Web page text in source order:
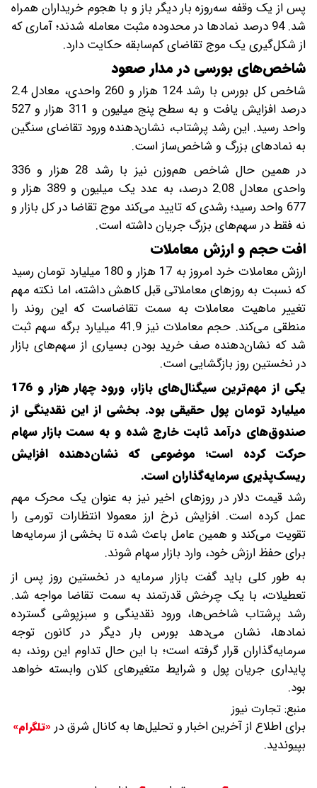
پس از یک وقفه سه‌روزه بار دیگر باز و با هجوم خریداران همراه
شد. 94 درصد نمادها در محدوده مثبت معامله شدند؛ آماری که
از شکل‌گیری یک موج تقاضای کم‌سابقه حکایت دارد.
شاخص‌های بورسی در مدار صعود
شاخص کل بورس با رشد 124 هزار و 260 واحدی، معادل 2.4
درصد افزایش یافت و به سطح پنج میلیون و 311 هزار و 527
واحد رسید. این رشد پرشتاب، نشان‌دهنده ورود تقاضای سنگین
به نمادهای بزرگ و شاخص‌ساز است.
در همین حال شاخص هم‌وزن نیز با رشد 28 هزار و 336
واحدی معادل 2.08 درصد، به عدد یک میلیون و 389 هزار و
677 واحد رسید؛ رشدی که تایید می‌کند موج تقاضا در کل بازار و
نه فقط در سهم‌های بزرگ جریان داشته است.
افت حجم و ارزش معاملات
ارزش معاملات خرد امروز به 17 هزار و 180 میلیارد تومان رسید
که نسبت به روزهای معاملاتی قبل کاهش داشته، اما نکته مهم
تغییر ماهیت معاملات به سمت تقاضاست که این روند را
منطقی می‌کند. حجم معاملات نیز 41.9 میلیارد برگه سهم ثبت
شد که نشان‌دهنده صف خرید بودن بسیاری از سهم‌های بازار
در نخستین روز بازگشایی است.
یکی از مهم‌ترین سیگنال‌های بازار، ورود چهار هزار و 176
میلیارد تومان پول حقیقی بود. بخشی از این نقدینگی از
صندوق‌های درآمد ثابت خارج شده و به سمت بازار سهام
حرکت کرده است؛ موضوعی که نشان‌دهنده افزایش
ریسک‌پذیری سرمایه‌گذاران است.
رشد قیمت دلار در روزهای اخیر نیز به ‌عنوان یک محرک مهم
عمل کرده است. افزایش نرخ ارز معمولا انتظارات تورمی را
تقویت می‌کند و همین عامل باعث شده تا بخشی از سرمایه‌ها
برای حفظ ارزش خود، وارد بازار سهام شوند.
به طور کلی باید گفت بازار سرمایه در نخستین روز پس از
تعطیلات، با یک چرخش قدرتمند به سمت تقاضا مواجه شد.
رشد پرشتاب شاخص‌ها، ورود نقدینگی و سبزپوشی گسترده
نمادها، نشان می‌دهد بورس بار دیگر در کانون توجه
سرمایه‌گذاران قرار گرفته است؛ با این حال تداوم این روند، به
پایداری جریان پول و شرایط متغیرهای کلان وابسته خواهد
بود.
منبع: تجارت نیوز
برای اطلاع از آخرین اخبار و تحلیل‌ها به کانال شرق در «تلگرام»
بپیوندید.